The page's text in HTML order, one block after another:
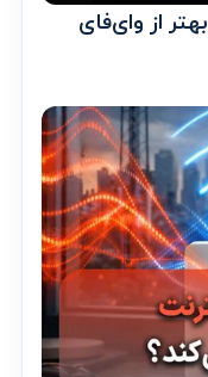
چرا سرعت و پایداری کابل LAN بهتر از وای‌فای